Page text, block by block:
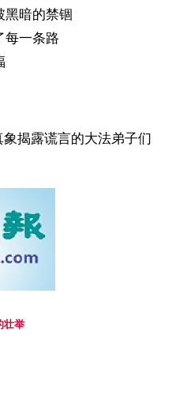
黑暗的禁锢
每一条路
揭露谎言的大法弟子们
壮举